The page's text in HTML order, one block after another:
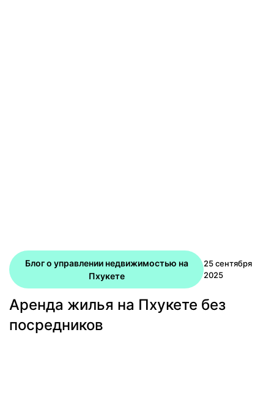
Блог о управлении недвижимостью на
Пхукете
25 сентября
2025
Аренда жилья на Пхукете без
посредников